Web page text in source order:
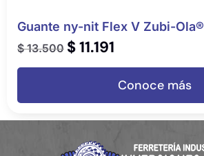
Guante ny-nit Flex V Zubi-Ola®
$13.500 $11.191
Conoce más